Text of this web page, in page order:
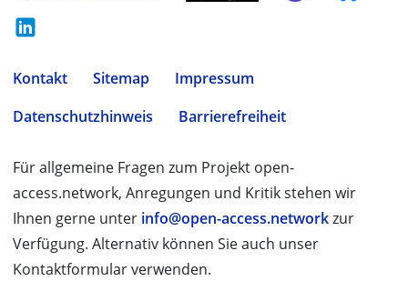
Kontakt Sitemap
Impressum
Datenschutzhinweis
Barrierefreiheit
Für allgemeine Fragen zum Projekt open-
access.network, Anregungen und Kritik stehen wir
Ihnen gerne unter info@open-access.networkzur
Verfügung. Alternativ können Sie auch unser
Kontaktformular verwenden.